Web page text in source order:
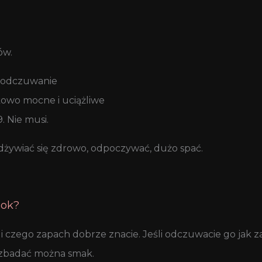
mocne i uciążliwe
Nie musi.
się zdrowo, odpoczywać, dużo spać.
czego zapach dobrze znacie. Jeśli odczuwacie go jak
można smak.